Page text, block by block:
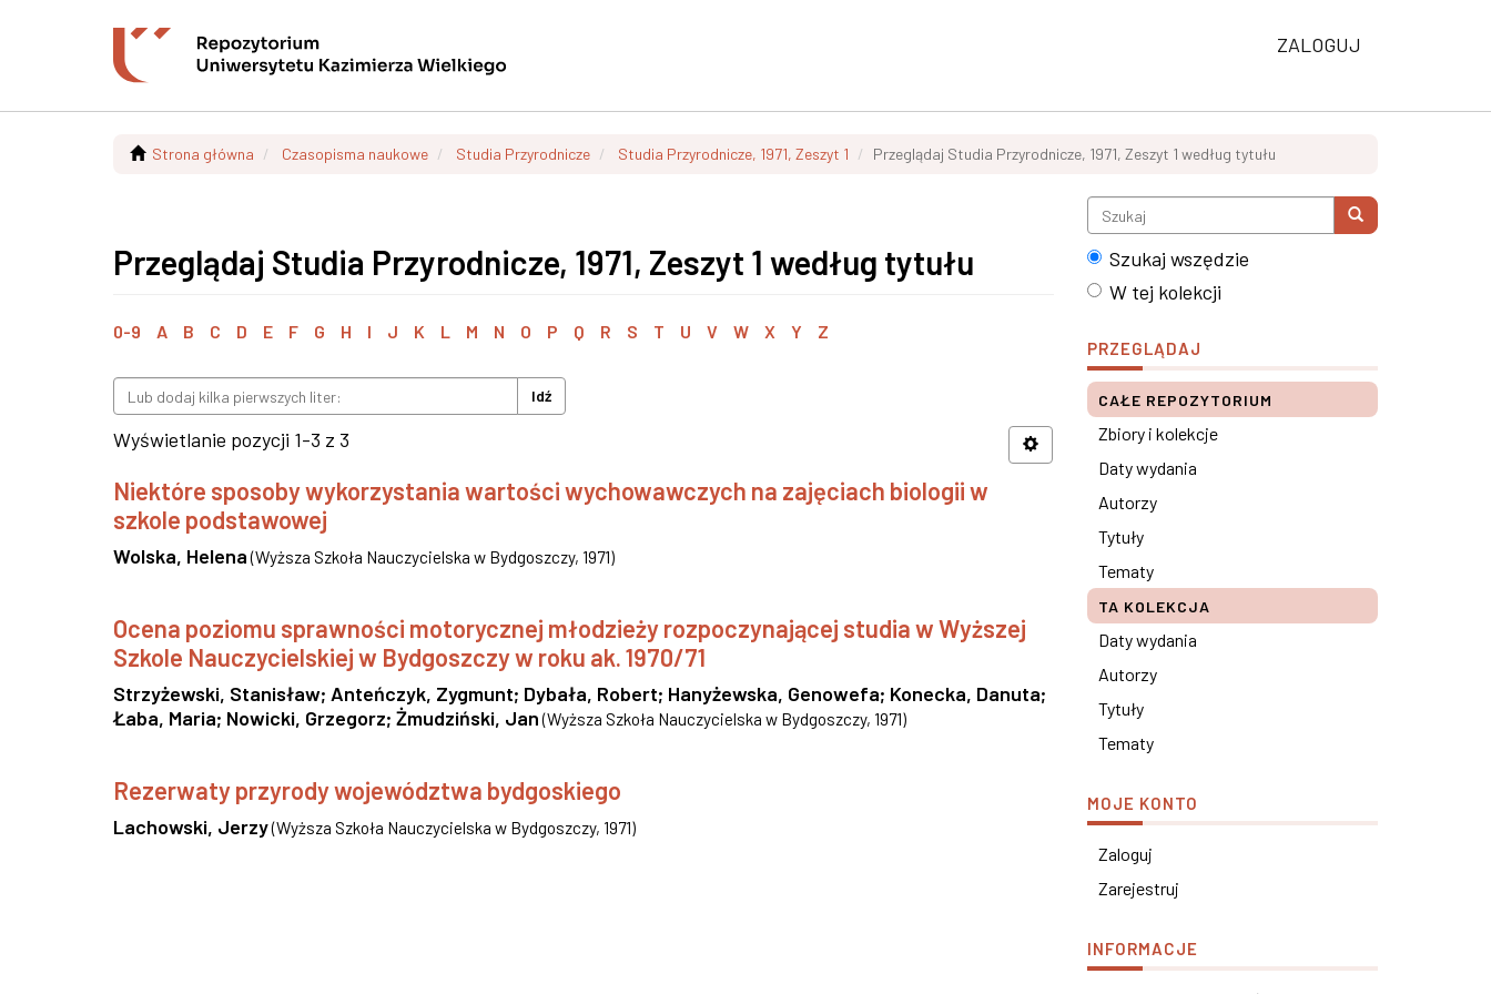
ZALOGUJ
Strona główna Czasopisma naukowe Studia Przyrodnicze Studia Przyrodnicze, 1971, Zeszyt 1 Przeglądaj Studia Przyrodnicze, 1971, Zeszyt 1 według tytułu
Przeglądaj Studia Przyrodnicze, 1971, Zeszyt 1 według tytułu
0-9 A B C D E F G H I J K L M N O P Q R S T U V W X Y Z
Idź
Wyświetlanie pozycji 1-3 z 3
Niektóre sposoby wykorzystania wartości wychowawczych na zajęciach biologii w
szkole podstawowej
Wolska, Helena (Wyższa Szkoła Nauczycielska w Bydgoszczy, 1971)
Ocena poziomu sprawności motorycznej młodzieży rozpoczynającej studia w Wyższej
Szkole Nauczycielskiej w Bydgoszczy w roku ak. 1970/71
Strzyżewski, Stanisław; Anteńczyk, Zygmunt; Dybała, Robert; Hanyżewska, Genowefa; Konecka, Danuta;
Łaba, Maria; Nowicki, Grzegorz; Żmudziński, Jan (Wyższa Szkoła Nauczycielska w Bydgoszczy, 1971)
Rezerwaty przyrody województwa bydgoskiego
Lachowski, Jerzy(Wyższa Szkoła Nauczycielska w Bydgoszczy, 1971)
Szukaj wszędzie
W tej kolekcji
PRZEGLĄDAJ
CAŁE REPOZYTORIUM
Zbiory i kolekcje
Daty wydania
Autorzy
Tytuły
Tematy
TA KOLEKCJA
Daty wydania
Autorzy
Tytuły
Tematy
MOJE KONTO
Zaloguj
Zarejestruj
INFORMACJE